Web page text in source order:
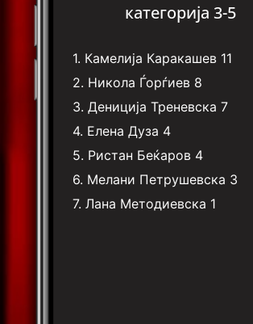
категорија 3-5
1. Камелија Каракашев 11
2. Никола Ѓорѓиев 8
3.Дениција Треневска 7
4. Елена Дуза 4
5. Ристан Беќаров 4
6. Мелани Петрушевска 3
7.Лана Методиевска 1